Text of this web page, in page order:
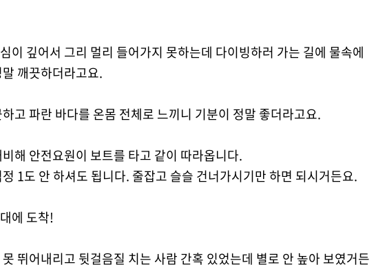
이 깊어서 그리 멀리 들어가지 못하는데 다이빙하러 가는 길에 물속에
깨끗하더라고요.
고 파란 바다를 온몸 전체로 느끼니 기분이 정말 좋더라고요.
해 안전요원이 보트를 타고 같이 따라옵니다.
1도 안 하셔도 됩니다. 줄잡고 슬슬 건너가시기만 하면 되시거든요.
에 도착!
뛰어내리고 뒷걸음질 치는 사람 간혹 있었는데 별로 안 높아 보였거든